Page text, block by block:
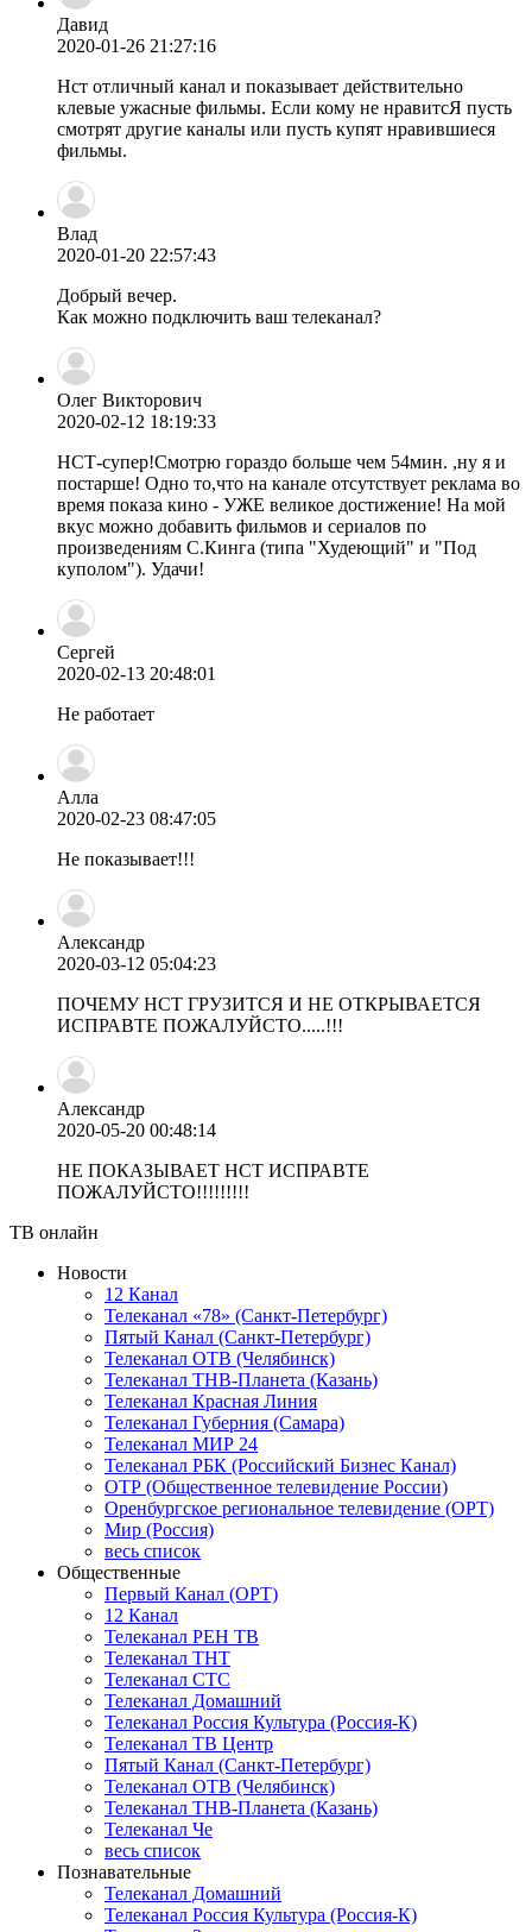
Давид
2020-01-26 21:27:16
Нст отличный канал и показывает действительно
клевые ужасные фильмы. Если кому не нравитсЯ пусть
смотрят другие каналы или пусть купят нравившиеся
фильмы.
Влад
2020-01-20 22:57:43
Добрый вечер.
Как можно подключить ваш телеканал?
Олег Викторович
2020-02-12 18:19:33
НСТ-супер!Смотрю гораздо больше чем 54мин. ,ну я и
постарше! Одно то,что на канале отсутствует реклама во
время показа кино - УЖЕ великое достижение! На мой
вкус можно добавить фильмов и сериалов по
произведениям С.Кинга (типа "Худеющий" и "Под
куполом"). Удачи!
Сергей
2020-02-13 20:48:01
Не работает
Алла
2020-02-23 08:47:05
Не показывает!!!
Александр
2020-03-12 05:04:23
ПОЧЕМУ НСТ ГРУЗИТСЯ И НЕ ОТКРЫВАЕТСЯ
ИСПРАВТЕ ПОЖАЛУЙСТО.....!!!
Александр
2020-05-20 00:48:14
НЕ ПОКАЗЫВАЕТ НСТ ИСПРАВТЕ
ПОЖАЛУЙСТО!!!!!!!!!
ТВ онлайн
Новости
12 Канал
Телеканал «78» (Санкт-Петербург)
Пятый Канал (Санкт-Петербург)
Телеканал ОТВ (Челябинск)
Телеканал ТНВ-Планета (Казань)
Телеканал Красная Линия
Телеканал Губерния (Самара)
Телеканал МИР 24
Телеканал РБК (Российский Бизнес Канал)
ОТР (Общественное телевидение России)
Оренбургское региональное телевидение (ОРТ)
Мир (Россия)
весь список
Общественные
Первый Канал (ОРТ)
12 Канал
Телеканал РЕН ТВ
Телеканал ТНТ
Телеканал СТС
Телеканал Домашний
Телеканал Россия Культура (Россия-К)
Телеканал ТВ Центр
Пятый Канал (Санкт-Петербург)
Телеканал ОТВ (Челябинск)
Телеканал ТНВ-Планета (Казань)
Телеканал Че
весь список
Познавательные
Телеканал Домашний
Телеканал Россия Культура (Россия-К)